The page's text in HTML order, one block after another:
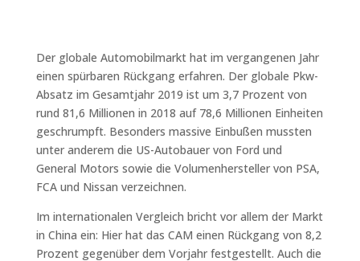
Der globale Automobilmarkt hat im vergangenen Jahr
einen spürbaren Rückgang erfahren. Der globale Pkw-
Absatz im Gesamtjahr 2019 ist um 3,7 Prozent von
rund 81,6 Millionen in 2018 auf 78,6 Millionen Einheiten
geschrumpft. Besonders massive Einbußen mussten
unter anderem die US-Autobauer von Ford und
General Motors sowie die Volumenhersteller von PSA,
FCA und Nissan verzeichnen.
Im internationalen Vergleich bricht vor allem der Markt
in China ein: Hier hat das CAM einen Rückgang von 8,2
Prozent gegenüber dem Vorjahr festgestellt. Auch die